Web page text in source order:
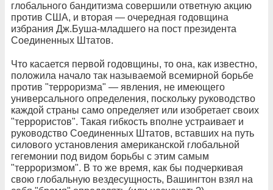
глобального бандитизма совершили ответную акцию
против США, и вторая — очередная годовщина
избрания Дж.Буша-младшего на пост президента
Соединенных Штатов.
Что касается первой годовщины, то она, как известно,
положила начало так называемой всемирной борьбе
против "терроризма" — явления, не имеющего
универсального определения, поскольку руководство
каждой страны само определяет или изобретает своих
"террористов". Такая гибкость вполне устраивает и
руководство Соединенных Штатов, вставших на путь
силового установления американской глобальной
гегемонии под видом борьбы с этим самым
"терроризмом". В то же время, как бы подчеркивая
свою глобальную вездесущность, Вашингтон взял на